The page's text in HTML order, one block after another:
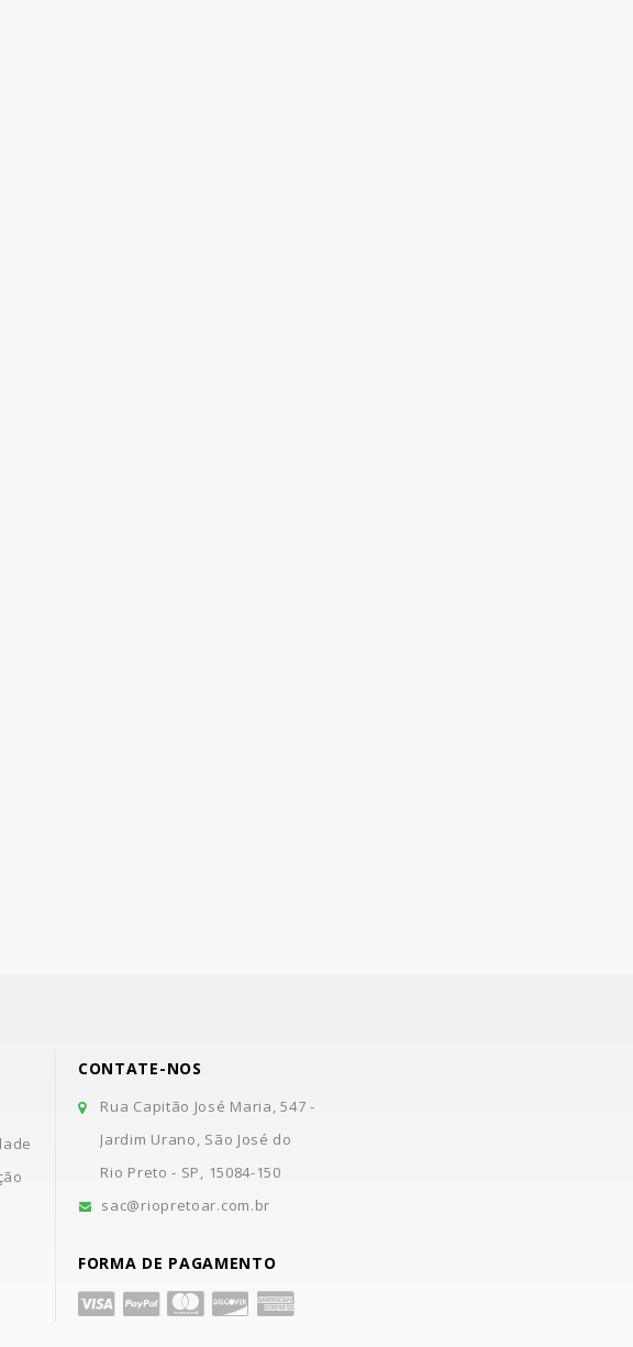
CONTATE-NOS
Rua Capitão José Maria, 547 -
Jardim Urano, São José do
Rio Preto - SP, 15084-150
sac@riopretoar.com.br
FORMA DE PAGAMENTO